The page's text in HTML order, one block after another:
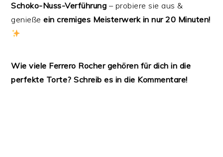
Schoko-Nuss-Verführung – probiere sie aus &
genießeein cremiges Meisterwerk in nur 20 Minuten!
Wie viele Ferrero Rocher gehören für dich in die
perfekte Torte? Schreib es in die Kommentare!